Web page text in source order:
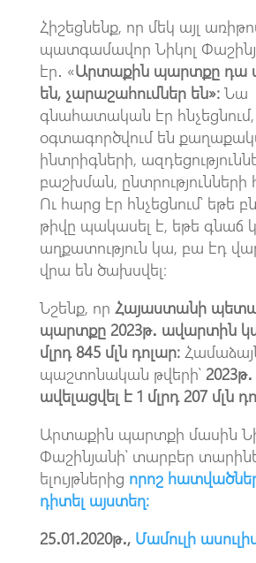
Հիշեցնենք, որ մեկ այլ
պատգամավոր Նիկոլ
էր․ «Արտաքին պարտքը դա
են, չարաշահումներ են»։ Նա
գնահատական էր
օգտագործվում են
ինտրիգների,
բաշխման, ընտրությունների
Ու հարց էր հնչեցնում՝ եթե
թիվը պակասել է, եթե գնաճ
աղքատություն կա, բա էդ
վրա են ծախսվել։
Նշենք, որ Հայաստանի
պարտքը 2023թ․ ավարտին
մլրդ 845 մլն դոլար։
պաշտոնական թվերի՝
ավելացվել է 1 մլրդ 207 մլն
Արտաքին պարտքի մասին
Փաշինյանի՝ տարբեր
ելույթներից որոշ հ
դիտել այստեղ։
25․01․2020թ․, Մամուլի